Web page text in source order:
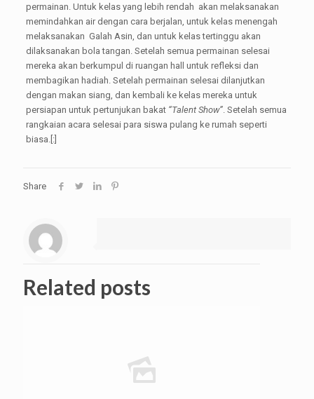
permainan. Untuk kelas yang lebih rendah akan melaksanakan
memindahkan air dengan cara berjalan, untuk kelas menengah
melaksanakan Galah Asin, dan untuk kelas tertinggu akan
dilaksanakan bola tangan. Setelah semua permainan selesai
mereka akan berkumpul di ruangan hall untuk refleksi dan
membagikan hadiah. Setelah permainan selesai dilanjutkan
dengan makan siang, dan kembali ke kelas mereka untuk
persiapan untuk pertunjukan bakat “Talent Show”. Setelah semua
rangkaian acara selesai para siswa pulang ke rumah seperti
biasa.[:]
Share
Related posts